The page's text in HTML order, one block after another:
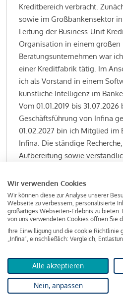
Kreditbereich verbracht.
sowie im Großbankensektor
Leitung der Business-Unit
Organisation in einem großen
Beratungsunternehmen war
einer Kreditfabrik tätig. Im
ich als Vorstand in einem
künstliche Intelligenz im
Vom 01.01.2019 bis
Geschäftsführung von Infina
01.02.2027 bin ich Mitglied im
Infina. Die ständige
Aufbereitung sowie
Kreditgeschäft gehören zu den
Schwerpunktsetzungen
Lesen Sie meine
KreditindexDas
Wir verwenden Cookies
Wir können diese zur Analyse unserer
Webseite zu verbessern, personalisierte
großartiges Webseiten-Erlebnis zu bieten.
von uns verwendeten Cookies öffnen Sie
Ihre Einwilligung und die cookie Richtlinie
„Infina“, einschließlich: Vergleich,
Alle akzeptieren
Nein, anpassen